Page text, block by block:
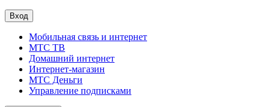
Вход
Мобильная связь и интернет
МТС ТВ
Домашний интернет
Интернет-магазин
МТС Деньги
Управление подписками